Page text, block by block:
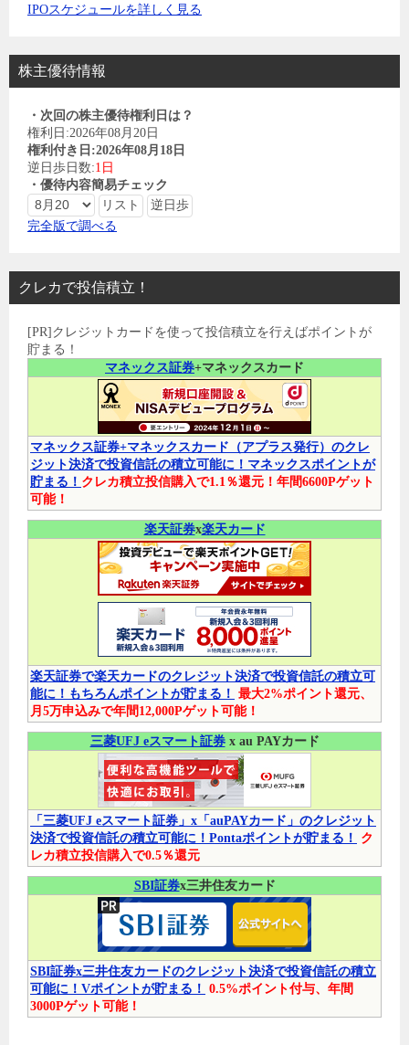
IPOスケジュールを詳しく見る
株主優待情報
・次回の株主優待権利日は？
権利日:2026年08月20日
権利付き日:2026年08月18日
逆日歩日数:1日
・優待内容簡易チェック
完全版で調べる
クレカで投信積立！
[PR]クレジットカードを使って投信積立を行えばポイントが
貯まる！
マネックス証券+マネックスカード
マネックス証券+マネックスカード（アプラス発行）のクレ
ジット決済で投資信託の積立可能に！マネックスポイントが
貯まる！ クレカ積立投信購入で1.1％還元！年間6600Pゲット
可能！
楽天証券x楽天カード
楽天証券で楽天カードのクレジット決済で投資信託の積立可
能に！もちろんポイントが貯まる！ 最大2%ポイント還元、
月5万申込みで年間12,000Pゲット可能！
三菱UFJ eスマート証券x au PAYカード
「三菱UFJ eスマート証券」x「auPAYカード」のクレジット
決済で投資信託の積立可能に！Pontaポイントが貯まる！
ク
レカ積立投信購入で0.5％還元
SBI証券x三井住友カード
SBI証券x三井住友カードのクレジット決済で投資信託の積立
可能に！Vポイントが貯まる！ 0.5%ポイント付与、年間
3000Pゲット可能！